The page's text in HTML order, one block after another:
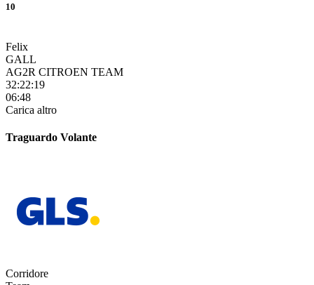
10
Felix
GALL
AG2R CITROEN TEAM
32:22:19
06:48
Carica altro
Traguardo Volante
Corridore